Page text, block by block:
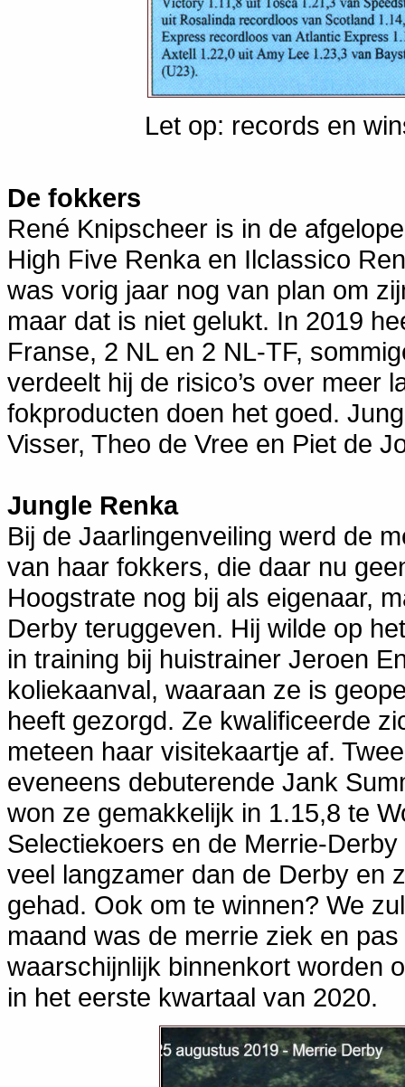
Let op: records en
De fokkers
René Knipscheer is in de
High Five Renka en Ilclassico
was vorig jaar nog van plan om
maar dat is niet gelukt. In 2019
Franse, 2 NL en 2 NL-TF,
verdeelt hij de risico’s over meer
fokproducten doen het goed.
Visser, Theo de Vree en Piet de
Jungle Renka
Bij de Jaarlingenveiling werd de
van haar fokkers, die daar nu
Hoogstrate nog bij als eigenaar,
Derby teruggeven. Hij wilde op
in training bij huistrainer Jeroen
koliekaanval, waaraan ze is
heeft gezorgd. Ze kwalificeerde
meteen haar visitekaartje af.
eveneens debuterende Jank
won ze gemakkelijk in 1.15,8 te
Selectiekoers en de Merrie-
veel langzamer dan de Derby en
gehad. Ook om te winnen? We
maand was de merrie ziek en
waarschijnlijk binnenkort worden
in het eerste kwartaal van 2020.